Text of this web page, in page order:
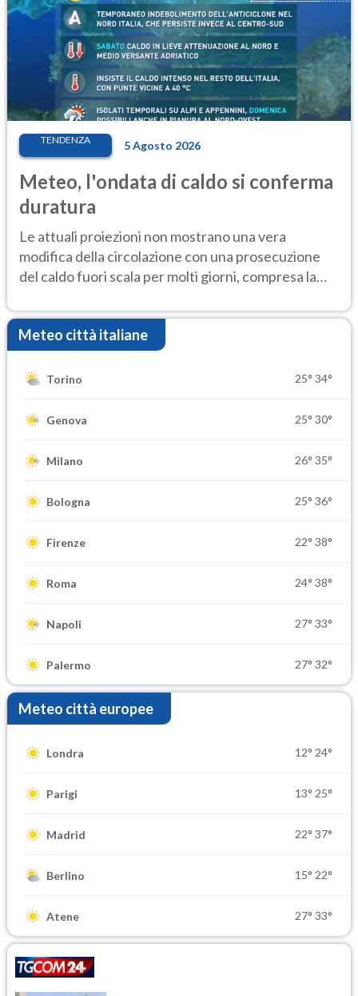
TENDENZA 5 Agosto 2026
Meteo, l'ondata di caldo si conferma
duratura
Le attuali proiezioni non mostrano una vera
modifica della circolazione con una prosecuzione
del caldo fuori scala per molti giorni, compresa la
Meteo città italiane
Torino 25° 34°
Genova 25° 30°
Milano 26° 35°
Bologna 25° 36°
Firenze 22° 38°
Roma 24° 38°
Napoli 27° 33°
Palermo 27° 32°
Meteo città europee
Londra 12° 24°
Parigi 13° 25°
Madrid 22° 37°
Berlino 15° 22°
Atene 27° 33°